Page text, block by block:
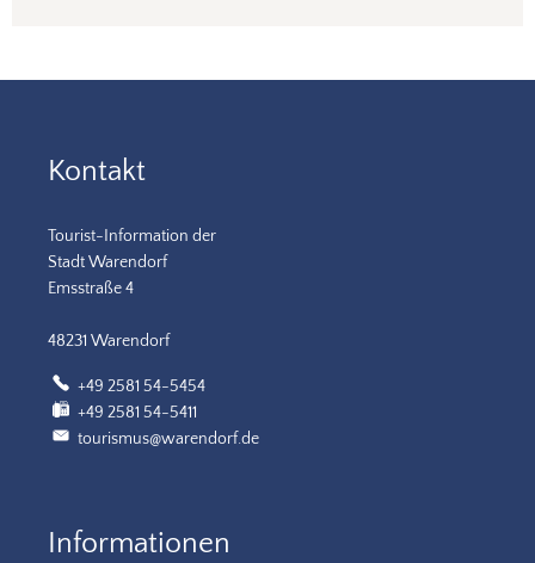
Kontakt
Tourist-Information der
Stadt Warendorf
Emsstraße 4
48231 Warendorf
+49 2581 54-5454
+49 2581 54-5411
tourismus@warendorf.de
Informationen